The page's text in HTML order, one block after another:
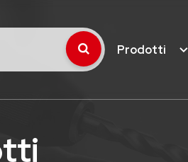
Prodotti